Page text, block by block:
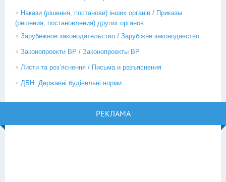
Накази (рішення, постанови) інших органів / Приказы
(решения, постановления) других органов
Зарубежное законодательство / Зарубіжне законодавство
Законопроекти ВР / Законопроекты ВР
Листи та роз’яснення / Письма и разъяснения
ДБН. Державні будівельні норми
РЕКЛАМА